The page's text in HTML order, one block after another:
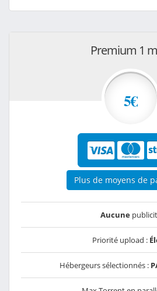
Premium 1
5€
Plus de moyens de
Aucune
Priorité upload :
Hébergeurs sélectionnés :